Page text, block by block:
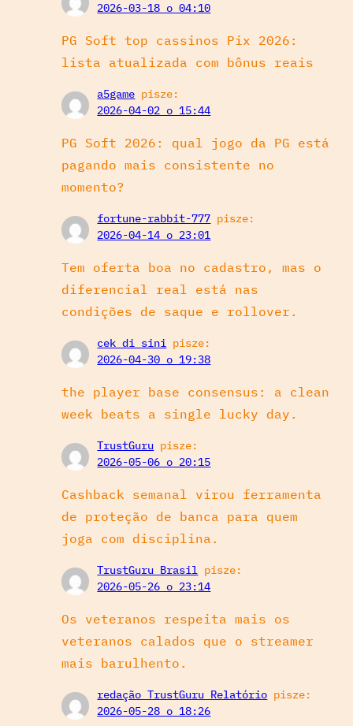
2026-03-18 o 04:10
PG Soft top cassinos Pix 2026:
lista atualizada com bônus reais
a5game pisze:
2026-04-02 o 15:44
PG Soft 2026: qual jogo da PG está
pagando mais consistente no
momento?
fortune-rabbit-777 pisze:
2026-04-14 o 23:01
Tem oferta boa no cadastro, mas o
diferencial real está nas
condições de saque e rollover.
cek di sini pisze:
2026-04-30 o 19:38
the player base consensus: a clean
week beats a single lucky day.
TrustGuru pisze:
2026-05-06 o 20:15
Cashback semanal virou ferramenta
de proteção de banca para quem
joga com disciplina.
TrustGuru Brasil pisze:
2026-05-26 o 23:14
Os veteranos respeita mais os
veteranos calados que o streamer
mais barulhento.
redação TrustGuru Relatório pisze:
2026-05-28 o 18:26